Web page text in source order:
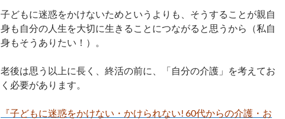
子どもに迷惑をかけないためというよりも、そうすることが親自
身も自分の人生を大切に生きることにつながると思うから（私自
身もそうありたい！）。
老後は思う以上に長く、終活の前に、「自分の介護」を考えてお
く必要があります。
『子どもに迷惑をかけない・かけられない! 60代からの介護・お